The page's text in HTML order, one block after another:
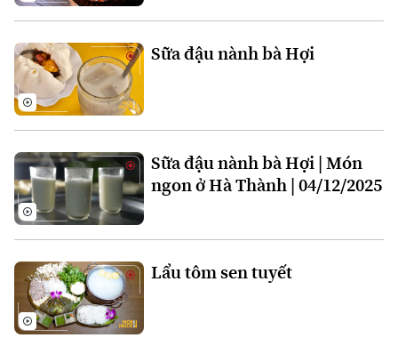
Liên hệ đường dây nóng (bấm để gọi)
Tòa soạn
0865.116.699 (hotline)
Tòa soạn
0865.116.699
Sữa đậu nành bà Hợi
Sữa đậu nành bà Hợi | Món
ngon ở Hà Thành | 04/12/2025
Lẩu tôm sen tuyết